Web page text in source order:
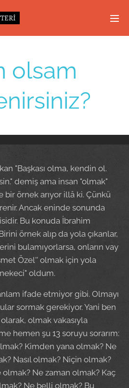
olsam
"Başkası olma, kendin ol.
demiş ama insan "olmak"
örnek arıyor illâ ki. Çünkü
Ancak eninde sonunda
Bu konuda İbrahim
örnek alıp da yola çıkanlar,
bulamıyorlarsa, onların vay
Özel'' olmak için yola
oldum.
ifade etmiyor gibi. Olmayı
sormak gerekiyor. Yani ben
olmak vakasıyla
hemen şu 13 soruyu sorarım:
Kimden yana olmak? Ne
Nasıl olmak? Niçin olmak?
Ne zaman olmak? Kaç
Ne belli olmak? Bu